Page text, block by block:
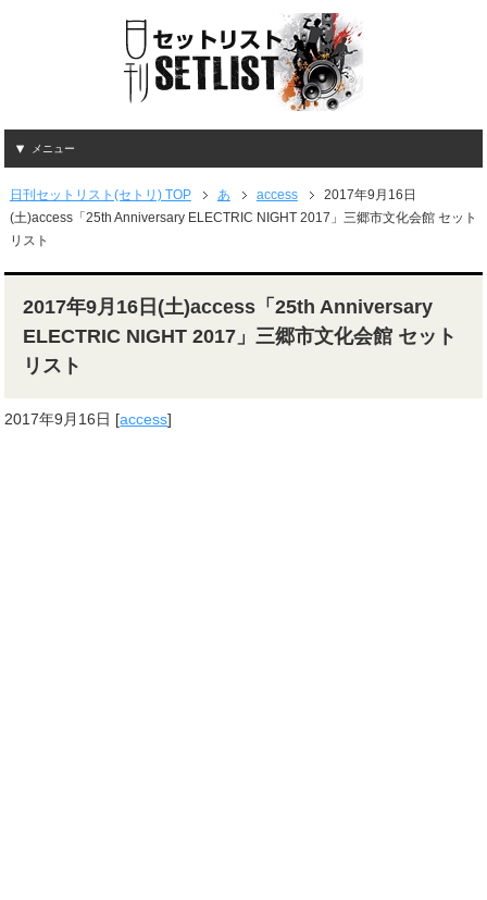
メニュー
日刊セットリスト(セトリ) TOP あ access
2017年9月16日
(土)access「25th Anniversary ELECTRIC NIGHT 2017」三郷市文化会館 セット
リスト
2017年9月16日(土)access「25th Anniversary
ELECTRIC NIGHT 2017」三郷市文化会館 セット
リスト
2017年9月16日 [access]